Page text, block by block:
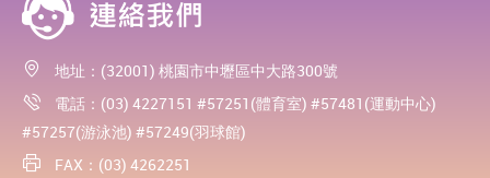
地址：(32001) 桃園市中壢區中大路300號
電話：(03) 4227151 #57251(體育室) #57481(運動中心)
#57257(游泳池) #57249(羽球館)
FAX：(03) 4262251